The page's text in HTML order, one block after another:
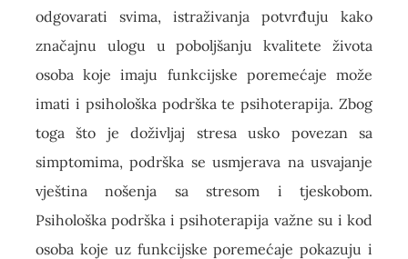
odgovarati svima, istraživanja potvrđuju kako
značajnu ulogu u poboljšanju kvalitete života
osoba koje imaju funkcijske poremećaje može
imati i psihološka podrška te psihoterapija. Zbog
toga što je doživljaj stresa usko povezan sa
simptomima, podrška se usmjerava na usvajanje
vještina nošenja sa stresom i tjeskobom.
Psihološka podrška i psihoterapija važne su i kod
osoba koje uz funkcijske poremećaje pokazuju i